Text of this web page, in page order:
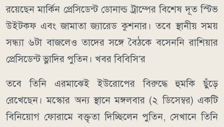
রয়েছেন মার্কিন প্রেসিডেন্ট ডোনাল্ড ট্রাম্পের বিশেষ দূত স্টিভ
উইটকফ এবং জামাতা জ্যারেড কুশনার। তবে স্থানীয় সময়
সন্ধ্যা ৬টা বাজলেও তাদের সঙ্গে বৈঠকে বসেননি রাশিয়ার
প্রেসিডেন্ট ভ্লাদির পুতিন। খবর বিবিসি’র
তবে তিনি এরমাঝেই ইউরোপের বিরুদ্ধে হুমকি ছুঁড়ে
রেখেছেন। মস্কোর অন্য স্থানে মঙ্গলবার (২ ডিসেম্বর) একটি
বিনিয়োগ ফোরামে বক্তৃতা দিচ্ছিলেন পুতিন, সেখানে তিনি